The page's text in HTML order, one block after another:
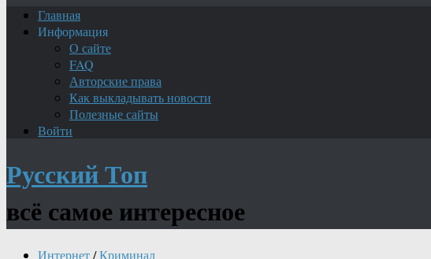
Главная
Информация
О сайте
FAQ
Авторские права
Как выкладывать новости
Полезные сайты
Войти
Русский Топ
всё самое интересное
Интернет/Криминал